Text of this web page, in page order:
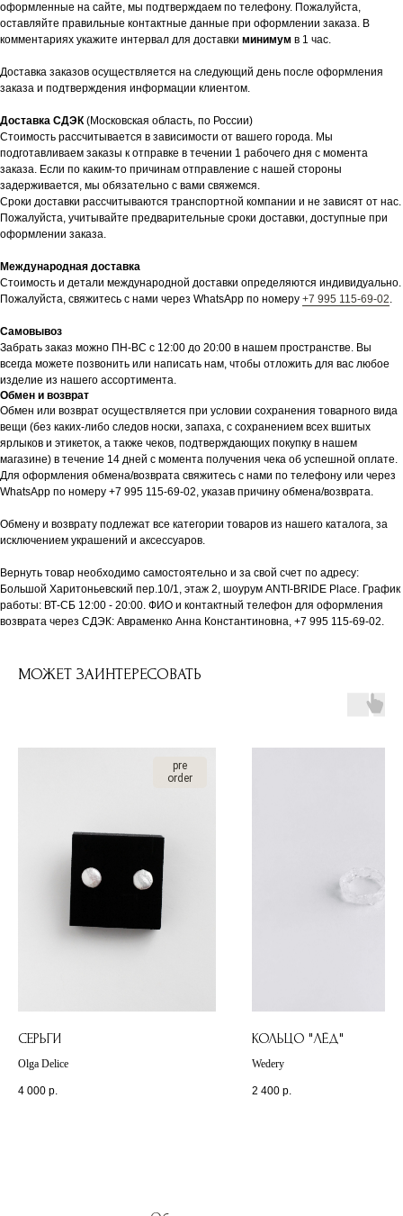
оформленные на сайте, мы подтверждаем по телефону. Пожалуйста,
оставляйте правильные контактные данные при оформлении заказа. В
комментариях укажите интервал для доставки минимум в 1 час.
Доставка заказов осуществляется на следующий день после оформления
заказа и подтверждения информации клиентом.
Доставка СДЭК(Московская область, по России)
Стоимость рассчитывается в зависимости от вашего города. Мы
подготавливаем заказы к отправке в течении 1 рабочего дня с момента
заказа. Если по каким-то причинам отправление с нашей стороны
задерживается, мы обязательно с вами свяжемся.
Сроки доставки рассчитываются транспортной компании и не зависят от нас.
Пожалуйста, учитывайте предварительные сроки доставки, доступные при
оформлении заказа.
Международная доставка
Стоимость и детали международной доставки определяются индивидуально.
Пожалуйста, свяжитесь с нами через WhatsApp по номеру +7 995 115-69-02.
Самовывоз
Забрать заказ можно ПН-ВС с 12:00 до 20:00 в нашем пространстве. Вы
всегда можете позвонить или написать нам, чтобы отложить для вас любое
изделие из нашего ассортимента.
Обмен и возврат
Обмен или возврат осуществляется при условии сохранения товарного вида
вещи (без каких-либо следов носки, запаха, с сохранением всех вшитых
ярлыков и этикеток, а также чеков, подтверждающих покупку в нашем
магазине) в течение 14 дней с момента получения чека об успешной оплате.
Для оформления обмена/возврата свяжитесь с нами по телефону или через
WhatsApp по номеру +7 995 115-69-02, указав причину обмена/возврата.
Обмену и возврату подлежат все категории товаров из нашего каталога, за
исключением украшений и аксессуаров.
Вернуть товар необходимо самостоятельно и за свой счет по адресу:
Большой Харитоньевский пер.10/1, этаж 2, шоурум ANTI-BRIDE Place. График
работы: ВТ-СБ 12:00 - 20:00. ФИО и контактный телефон для оформления
возврата через СДЭК: Авраменко Анна Константиновна, +7 995 115-69-02.
МОЖЕТ ЗАИНТЕРЕСОВАТЬ
pre
order
СЕРЬГИ
Olga Delice
4 000 р.
КОЛЬЦО "ЛЁД"
Wedery
2 400 р.